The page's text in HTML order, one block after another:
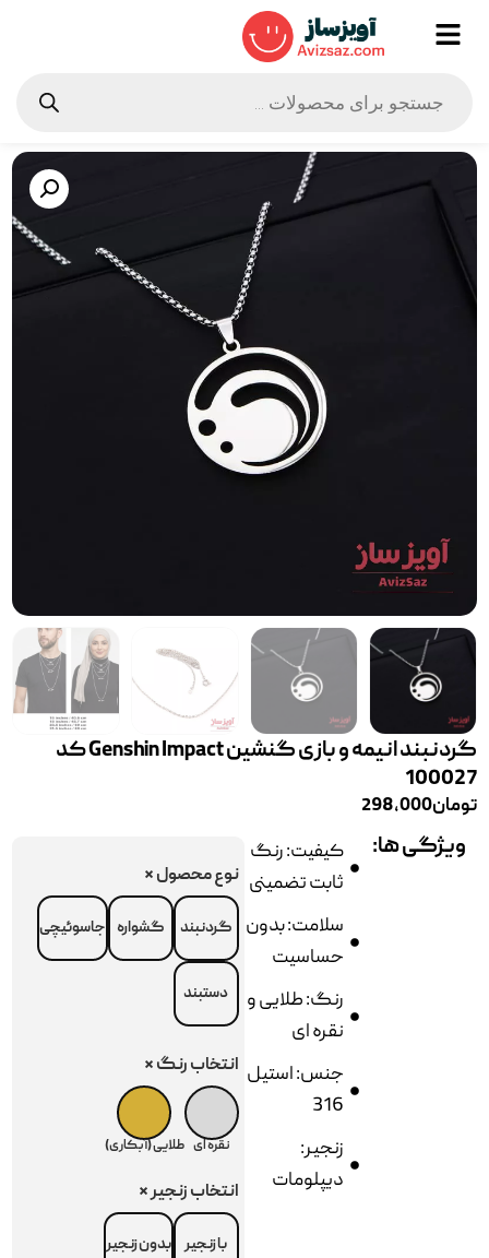
گردنبند انیمه و بازی گنشین Genshin Impact کد
100027
تومان298,000
ویژگی ها:
کیفیت: رنگ
ثابت تضمینی
سلامت: بدون
حساسیت
رنگ: طلایی و
نقره ای
جنس: استیل
316
زنجیر:
دیپلومات
نوع محصول*
گردنبند گشواره جاسوئیچی
دستبند
انتخاب رنگ*
نقره ای طلایی (آبکاری)
انتخاب زنجیر*
با زنجیر بدون زنجیر